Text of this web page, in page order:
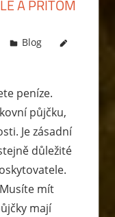
A PŘITOM
Blog
peníze.
půjčku,
Je zásadní
důležité
mít
mají